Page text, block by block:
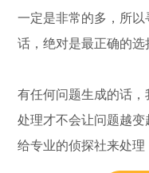
一定是非常的多，所
话，绝对是最正确的选
有任何问题生成的话
处理才不会让问题越
给专业的侦探社来处理